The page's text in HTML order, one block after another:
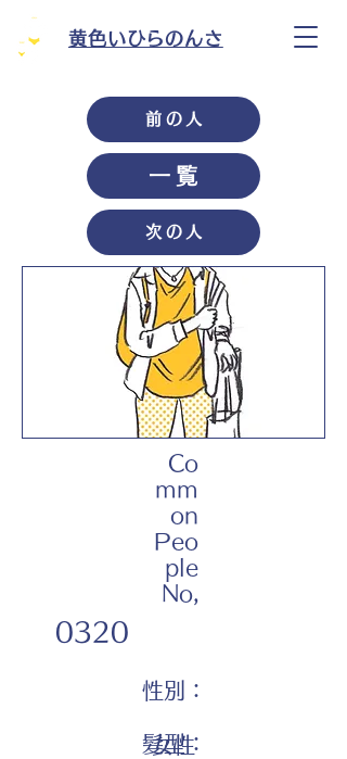
黄色いひらのんさ
前の人
一覧
次の人
Co
mm
on
Peo
ple
No,
0320
性別：
女性
髪型：